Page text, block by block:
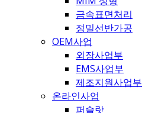
금속표면처리
정밀선반가공
OEM사업
외장사업부
EMS사업부
제조지원사업부
온라인사업
퍼슬랏